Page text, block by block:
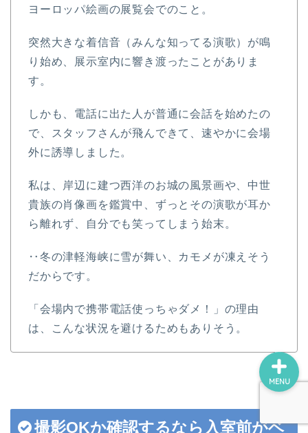
ヨーロッパ絵画の展覧会でのこと。
突然大きな着信音（みんな知ってる演歌）が鳴
り始め、展示室内に響き渡ったことがありま
す。
しかも、電話に出た人が普通に会話を始めたの
で、スタッフさんが飛んできて、速やかに会場
外に誘導しました。
私は、岸辺に建つ西洋のお城の風景画や、中世
貴族の肖像画を鑑賞中、ずっとその演歌が耳か
ら離れず、自分でも笑ってしまう始末。
‥冬の津軽海峡に雪が舞い、カモメが凍えそう
だからです。
「会場内で携帯電話使っちゃダメ！」の理由
は、こんな状況を避けるためもありそう。
撮影OKか確認するなら入室前がベ
MENU
プチクーボ（Petit
らぼっと（LOVOT）
ロボホン（RoBoHoN）
美術館・博物館巡り
瀬戸内国際芸術祭